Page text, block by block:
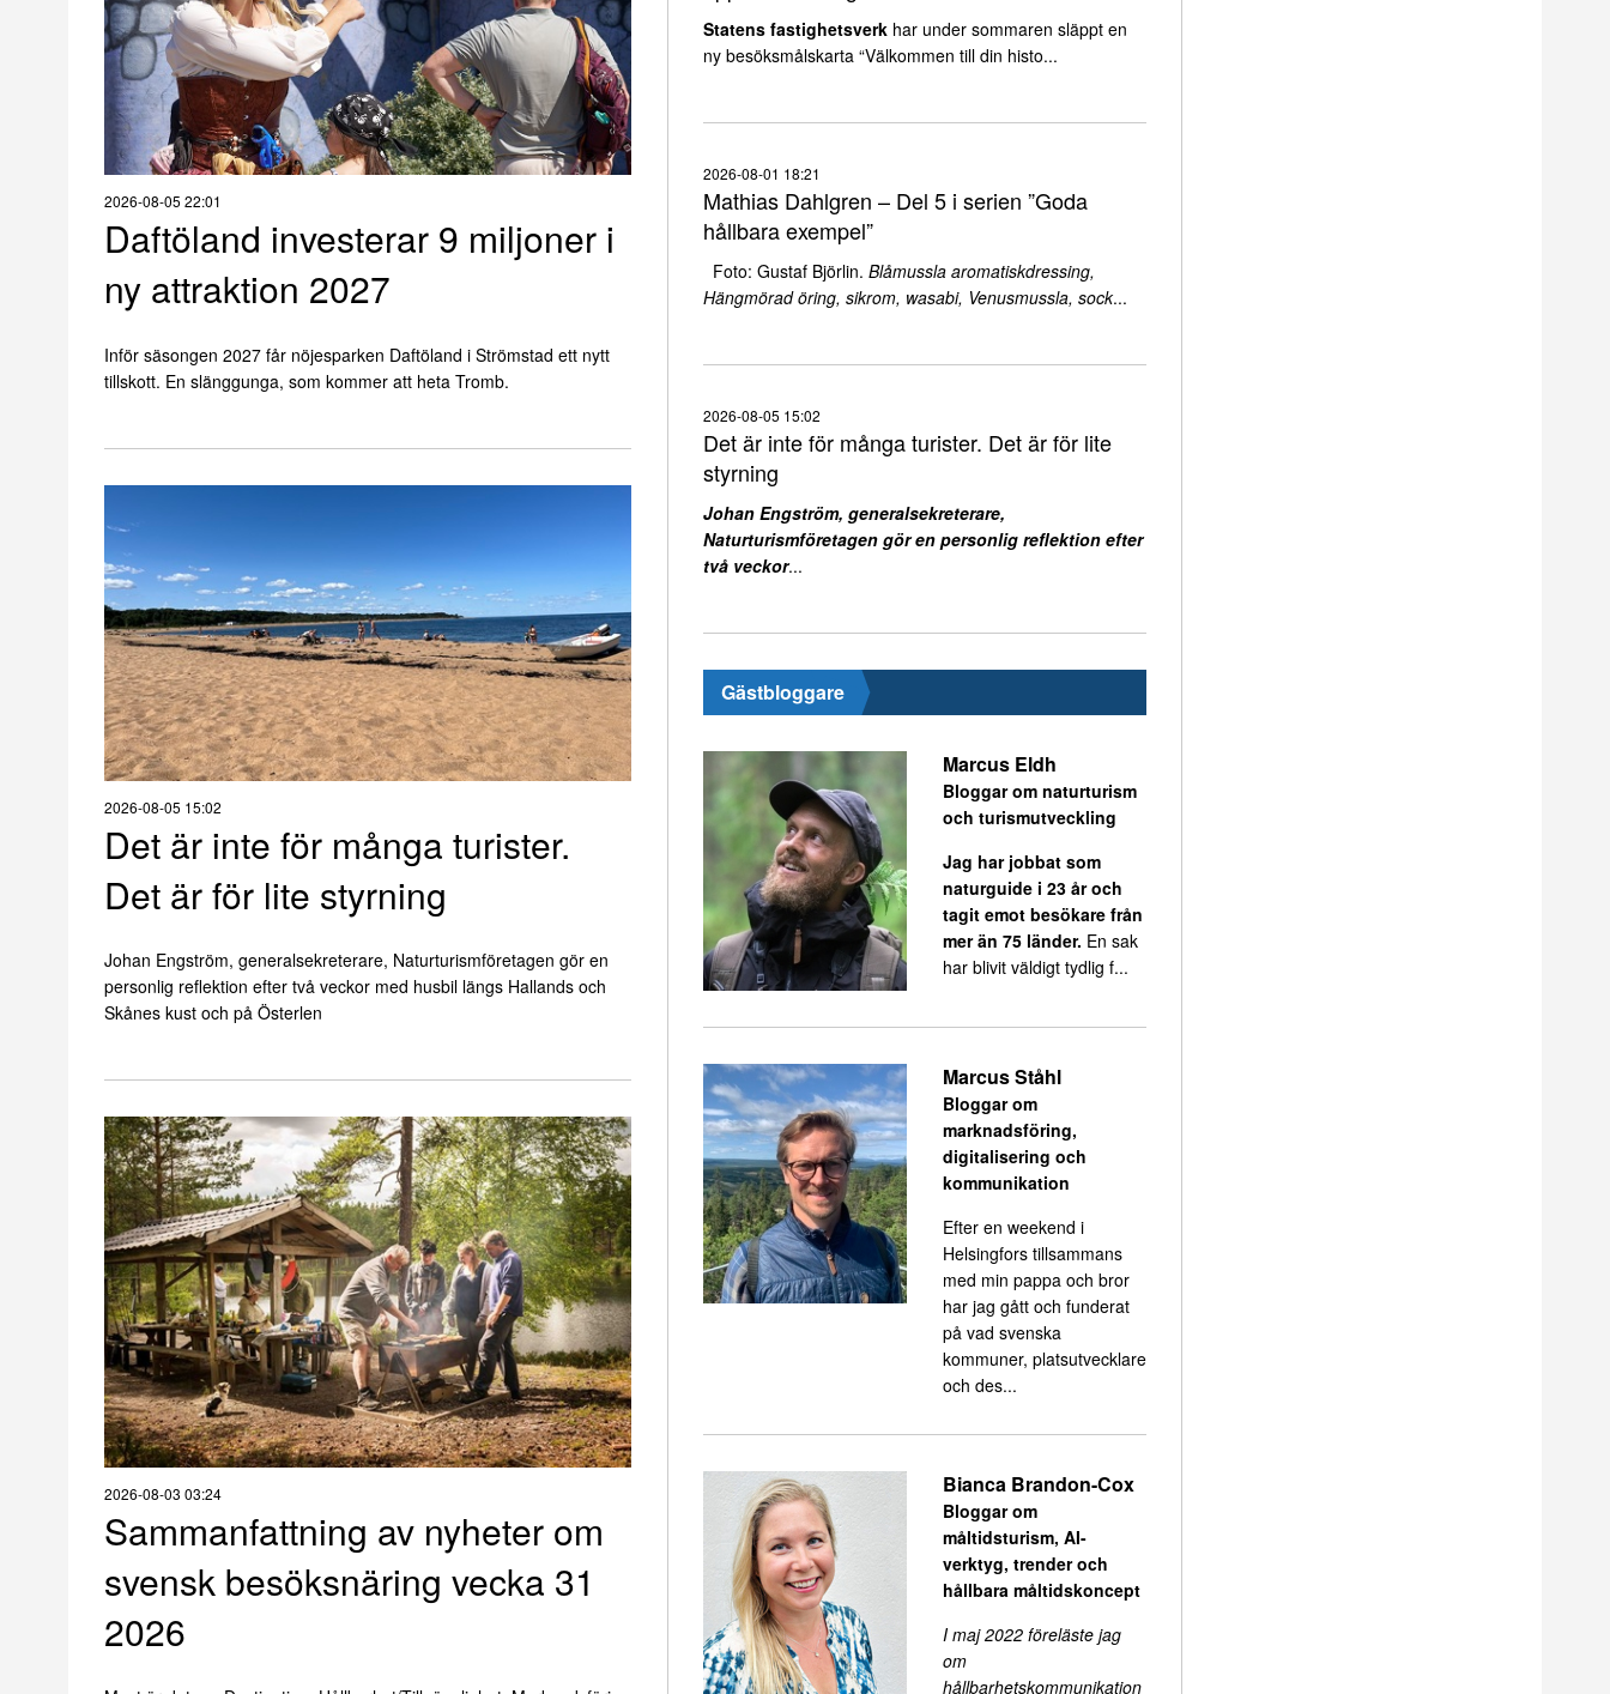
2026-08-05 22:01
Daftöland investerar 9 miljoner i
ny attraktion 2027
Inför säsongen 2027 får nöjesparken Daftöland i Strömstad ett nytt
tillskott. En slänggunga, som kommer att heta Tromb.
2026-08-05 15:02
Det är inte för många turister.
Det är för lite styrning
Johan Engström, generalsekreterare, Naturturismföretagen gör en
personlig reflektion efter två veckor med husbil längs Hallands och
Skånes kust och på Österlen
2026-08-03 03:24
Sammanfattning av nyheter om
svensk besöksnäring vecka 31
2026
Statens fastighetsverk har under sommaren släppt en
ny besöksmålskarta “Välkommen till din histo...
2026-08-01 18:21
Mathias Dahlgren – Del 5 i serien ”Goda
hållbara exempel”
Foto: Gustaf Björlin. Blåmussla aromatiskdressing,
Hängmörad öring, sikrom, wasabi, Venusmussla, sock...
2026-08-05 15:02
Det är inte för många turister. Det är för lite
styrning
Johan Engström, generalsekreterare,
Naturturismföretagen gör en personlig reflektion efter
två veckor...
Gästbloggare
Marcus Eldh
Bloggar om naturturism
och turismutveckling
Jag har jobbat som
naturguide i 23 år och
tagit emot besökare från
mer än 75 länder. En sak
har blivit väldigt tydlig f...
Marcus Ståhl
Bloggar om
marknadsföring,
digitalisering och
kommunikation
Efter en weekend i
Helsingfors tillsammans
med min pappa och bror
har jag gått och funderat
på vad svenska
kommuner, platsutvecklare
och des...
Bianca Brandon-Cox
Bloggar om
måltidsturism, AI-
verktyg, trender och
hållbara måltidskoncept
I maj 2022 föreläste jag
om
hållbarhetskommunikation